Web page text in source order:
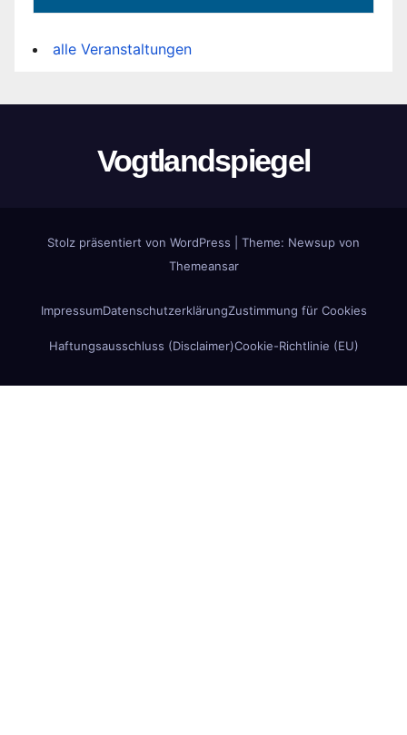
alle Veranstaltungen
Vogtlandspiegel
Stolz präsentiert von WordPress Theme: Newsup von
Themeansar
ImpressumDatenschutzerklärungZustimmung für Cookies
Haftungsausschluss (Disclaimer)Cookie-Richtlinie (EU)